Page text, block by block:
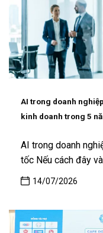
AI trong doanh
kinh doanh trong 5
14/07/2026
AI trong doanh
tốc Nếu cách đây